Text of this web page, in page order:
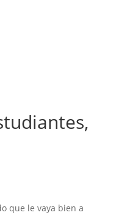
que le vaya bien a